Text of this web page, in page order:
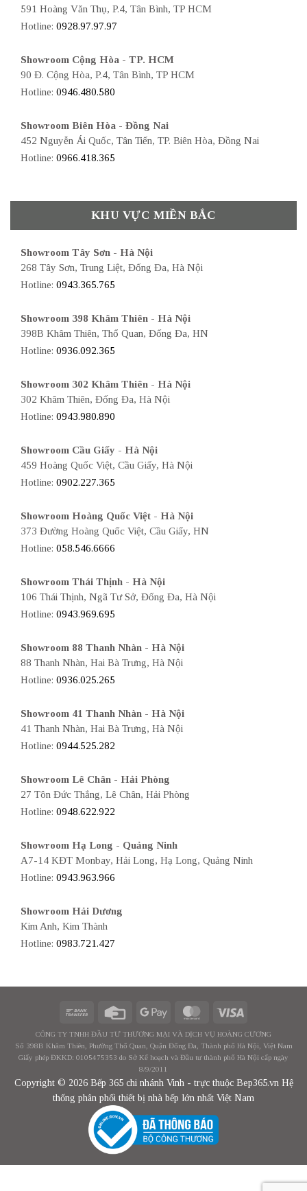
591 Hoàng Văn Thụ, P.4, Tân Bình, TP HCM
Hotline: 0928.97.97.97
Showroom Cộng Hòa - TP. HCM
90 Đ. Cộng Hòa, P.4, Tân Bình, TP HCM
Hotline: 0946.480.580
Showroom Biên Hòa - Đồng Nai
452 Nguyễn Ái Quốc, Tân Tiến, TP. Biên Hòa, Đồng Nai
Hotline: 0966.418.365
KHU VỰC MIỀN BẮC
Showroom Tây Sơn - Hà Nội
268 Tây Sơn, Trung Liệt, Đống Đa, Hà Nội
Hotline: 0943.365.765
Showroom 398 Khâm Thiên - Hà Nội
398B Khâm Thiên, Thổ Quan, Đống Đa, HN
Hotline: 0936.092.365
Showroom 302 Khâm Thiên - Hà Nội
302 Khâm Thiên, Đống Đa, Hà Nội
Hotline: 0943.980.890
Showroom Cầu Giấy - Hà Nội
459 Hoàng Quốc Việt, Cầu Giấy, Hà Nội
Hotline: 0902.227.365
Showroom Hoàng Quốc Việt - Hà Nội
373 Đường Hoàng Quốc Việt, Cầu Giấy, HN
Hotline: 058.546.6666
Showroom Thái Thịnh - Hà Nội
106 Thái Thịnh, Ngã Tư Sở, Đống Đa, Hà Nội
Hotline: 0943.969.695
Showroom 88 Thanh Nhàn - Hà Nội
88 Thanh Nhàn, Hai Bà Trưng, Hà Nội
Hotline: 0936.025.265
Showroom 41 Thanh Nhàn - Hà Nội
41 Thanh Nhàn, Hai Bà Trưng, Hà Nội
Hotline: 0944.525.282
Showroom Lê Chân - Hải Phòng
27 Tôn Đức Thắng, Lê Chân, Hải Phòng
Hotline: 0948.622.922
Showroom Hạ Long - Quảng Ninh
A7-14 KĐT Monbay, Hải Long, Hạ Long, Quảng Ninh
Hotline: 0943.963.966
Showroom Hải Dương
Kim Anh, Kim Thành
Hotline: 0983.721.427
CÔNG TY TNHH ĐẦU TƯ THƯƠNG MẠI VÀ DỊCH VỤ HOÀNG CƯƠNG
Số 398B Khâm Thiên, Phường Thổ Quan, Quận Đống Đa, Thành phố Hà Nội, Việt Nam
Giấy phép ĐKKD: 0105475353 do Sở Kế hoạch và Đầu tư thành phố Hà Nội cấp ngày
8/9/2011
Copyright © 2026 Bếp 365 chi nhánh Vinh - trực thuộc Bep365.vn Hệ
thống phân phối thiết bị nhà bếp lớn nhất Việt Nam